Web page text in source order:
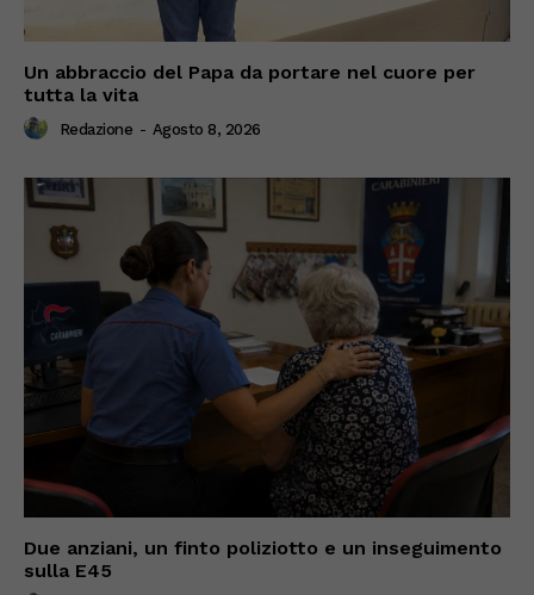
Un abbraccio del Papa da portare nel cuore per
tutta la vita
Redazione - Agosto 8, 2026
Due anziani, un finto poliziotto e un inseguimento
sulla E45